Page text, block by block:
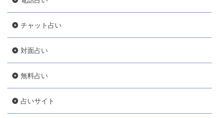
チャット占い
対面占い
無料占い
占いサイト